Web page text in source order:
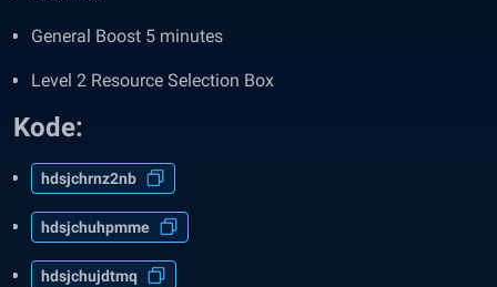
General Boost 5 minutes
Level 2 Resource Selection Box
Kode:
hdsjchrnz2nb
hdsjchuhpmme
hdsjchujdtmq